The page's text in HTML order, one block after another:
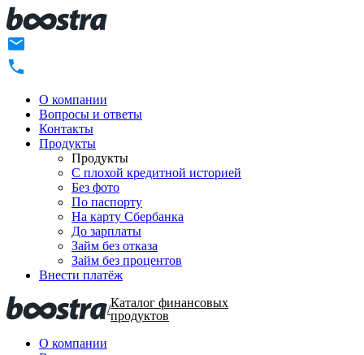
О компании
Вопросы и ответы
Контакты
Продукты
Продукты
C плохой кредитной историей
Без фото
По паспорту
На карту Сбербанка
До зарплаты
Займ без отказа
Займ без процентов
Внести платёж
/Каталог финансовых
продуктов
О компании